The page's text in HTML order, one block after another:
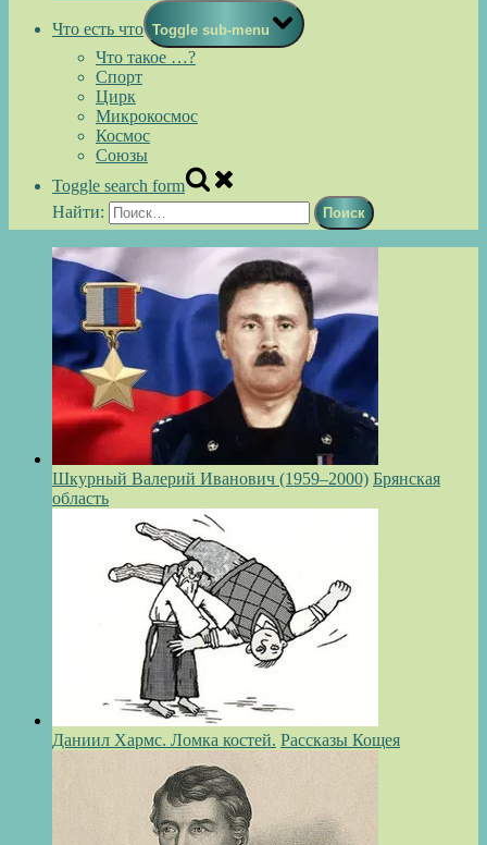
Что есть что Toggle sub-menu
Что такое …?
Спорт
Цирк
Микрокосмос
Космос
Союзы
Toggle search form
Найти:
Шкурный Валерий Иванович (1959–2000) Брянская
область
Даниил Хармс. Ломка костей. Рассказы Кощея